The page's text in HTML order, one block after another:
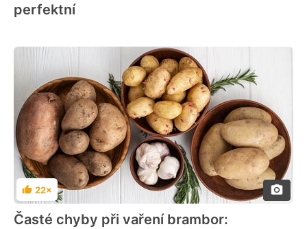
perfektní
Hodnocení
22×
Časté chyby při vaření brambor: